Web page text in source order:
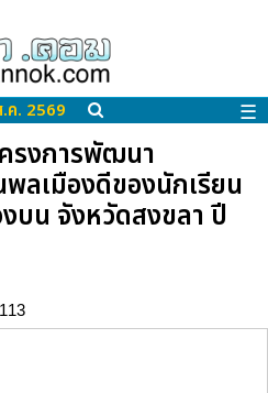
ค. 2569 ☰
รงการพัฒนา
เมืองดีของนักเรียน
บน จังหวัดสงขลา ปี